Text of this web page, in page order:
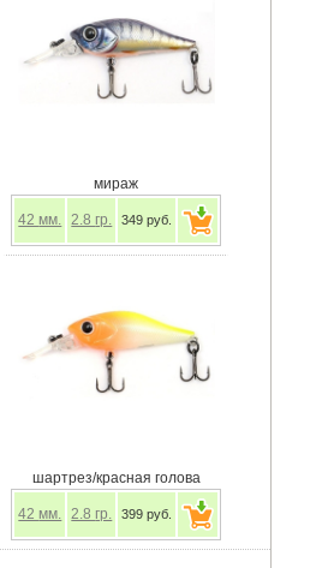
мираж
42 мм. 2.8 гр. 349 руб.
шартрез/красная голова
42 мм. 2.8 гр. 399 руб.